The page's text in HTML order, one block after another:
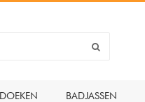
BADJASSEN